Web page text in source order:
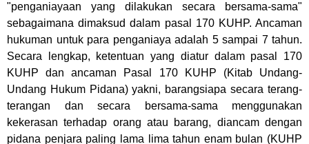
"penganiayaan yang dilakukan secara bersama-sama"
sebagaimana dimaksud dalam pasal 170 KUHP. Ancaman
hukuman untuk para penganiaya adalah 5 sampai 7 tahun.
Secara lengkap, ketentuan yang diatur dalam pasal 170
KUHP dan ancaman Pasal 170 KUHP (Kitab Undang-
Undang Hukum Pidana) yakni, barangsiapa secara terang-
terangan dan secara bersama-sama menggunakan
kekerasan terhadap orang atau barang, diancam dengan
pidana penjara paling lama lima tahun enam bulan (KUHP